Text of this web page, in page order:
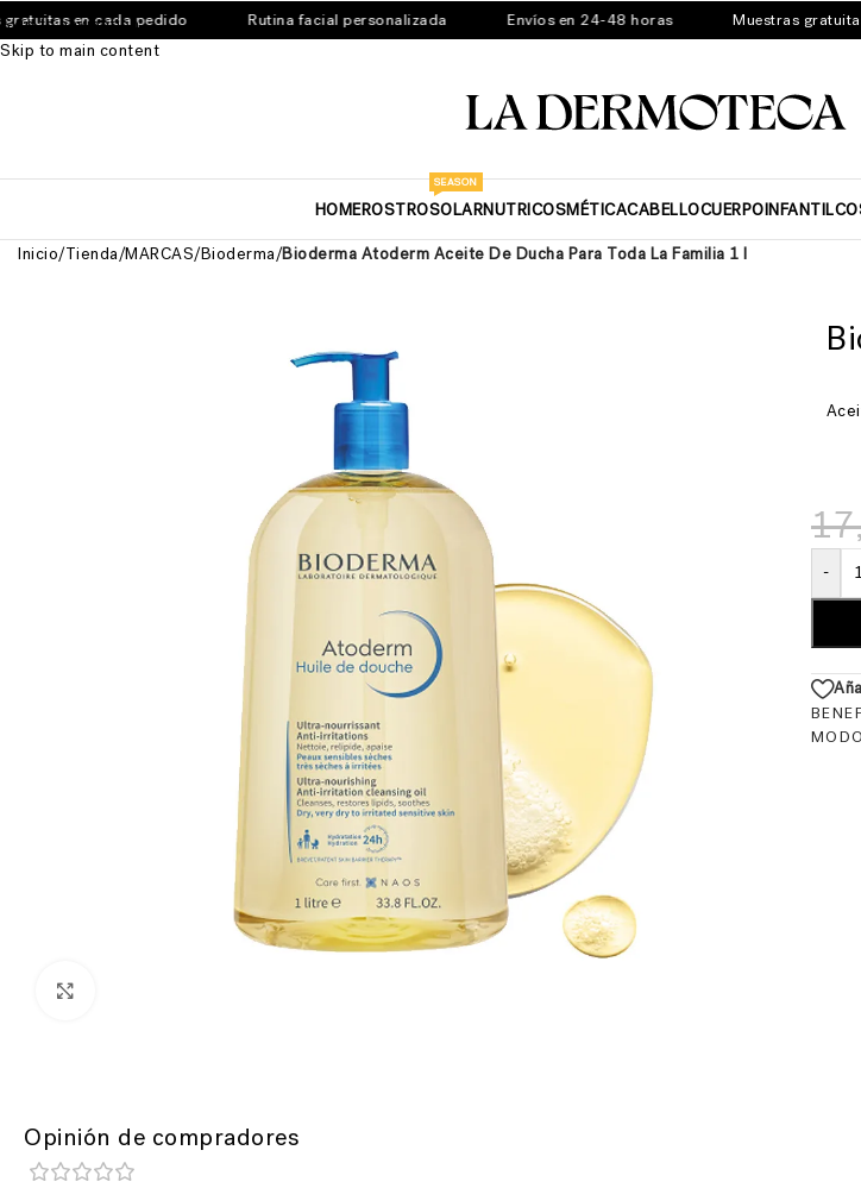
Skip to navigation
Skip to main content
en cada pedido Rutina facial personalizada Envíos en 24-48 horas Muestras gratuitas
HOMEROSTROSOLAR
SEASON
NUTRICOSMÉTICACABELLOCUERPOINFANTIL
Inicio/Tienda/MARCAS/Bioderma/Bioderma Atoderm Aceite De Ducha Para Toda La Familia 1 l
-
Opinión de compradores